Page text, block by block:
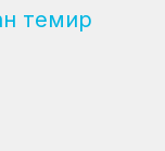
темир